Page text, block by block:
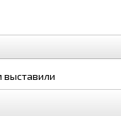
выставили